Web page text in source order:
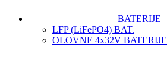
BATERIJE
LFP (LiFeРО4) BAT.
OLOVNE 4x32V BATERIJE